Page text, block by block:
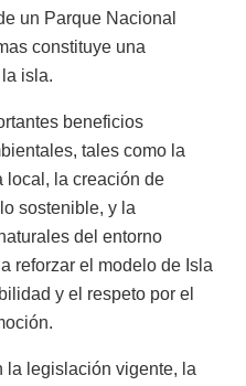
un Parque Nacional
constituye una
isla.
beneficios
tales como la
local, la creación de
sostenible, y la
del entorno
reforzar el modelo de Isla
y el respeto por el
la legislación vigente, la